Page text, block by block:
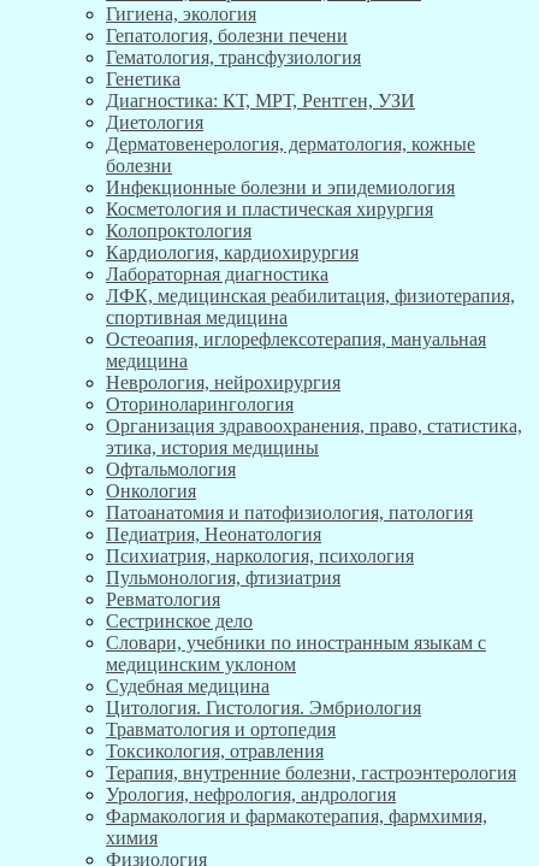
Гигиена, экология
Гепатология, болезни печени
Гематология, трансфузиология
Генетика
Диагностика: КТ, МРТ, Рентген, УЗИ
Диетология
Дерматовенерология, дерматология, кожные
болезни
Инфекционные болезни и эпидемиология
Косметология и пластическая хирургия
Колопроктология
Кардиология, кардиохирургия
Лабораторная диагностика
ЛФК, медицинская реабилитация, физиотерапия,
спортивная медицина
Остеоапия, иглорефлексотерапия, мануальная
медицина
Неврология, нейрохирургия
Оториноларингология
Организация здравоохранения, право, статистика,
этика, история медицины
Офтальмология
Онкология
Патоанатомия и патофизиология, патология
Педиатрия, Неонатология
Психиатрия, наркология, психология
Пульмонология, фтизиатрия
Ревматология
Сестринское дело
Словари, учебники по иностранным языкам с
медицинским уклоном
Судебная медицина
Цитология. Гистология. Эмбриология
Травматология и ортопедия
Токсикология, отравления
Терапия, внутренние болезни, гастроэнтерология
Урология, нефрология, андрология
Фармакология и фармакотерапия, фармхимия,
химия
Физиология